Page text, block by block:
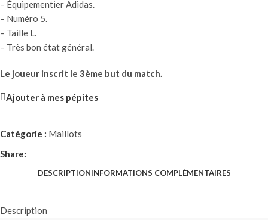
– Équipementier Adidas.
– Numéro 5.
– Taille L.
– Très bon état général.
Le joueur inscrit le 3ème but du match.
Ajouter à mes pépites
Catégorie : Maillots
Share:
DESCRIPTIONINFORMATIONS COMPLÉMENTAIRES
Description